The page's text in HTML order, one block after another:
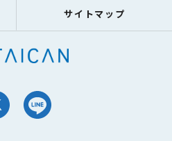
サイトマップ